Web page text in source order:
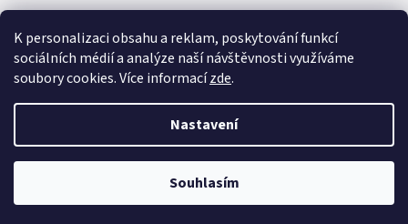
K personalizaci obsahu a reklam, poskytování funkcí
sociálních médií a analýze naší návštěvnosti využíváme
soubory cookies. Více informacízde.
Nastavení
Souhlasím
Přijímáme online platby
Vytvořil Shoptet
Bushido-sport.cz
vyhrazena.Upravit nastavení cookies